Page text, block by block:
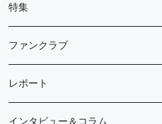
特集
ファンクラブ
レポート
インタビュー＆コラム